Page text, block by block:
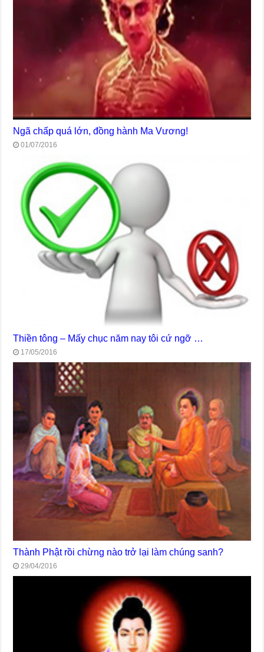
Ngã chấp quá lớn, đồng hành Ma Vương!
01/07/2016
Thiền tông – Mấy chục năm nay tôi cứ ngỡ …
17/05/2016
Thành Phật rồi chừng nào trở lại làm chúng sanh?
29/04/2016